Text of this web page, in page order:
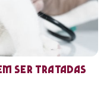
ser tratadas